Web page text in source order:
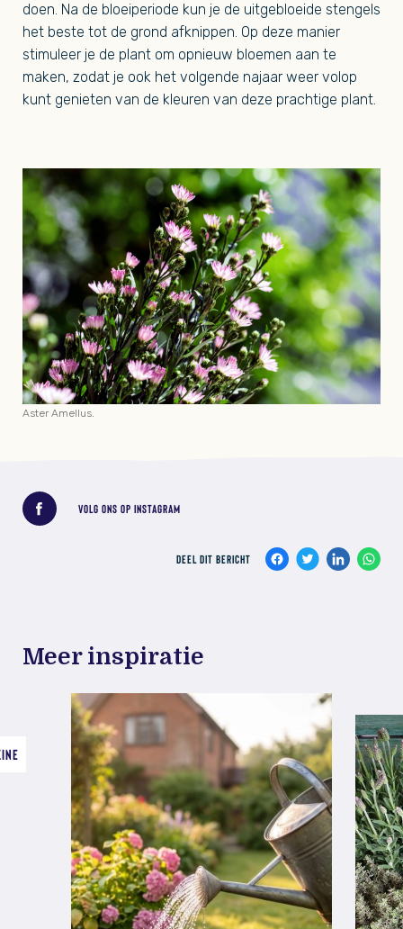
doen. Na de bloeiperiode kun je de uitgebloeide stengels
het beste tot de grond afknippen. Op deze manier
stimuleer je de plant om opnieuw bloemen aan te
maken, zodat je ook het volgende najaar weer volop
kunt genieten van de kleuren van deze prachtige plant.
Aster Amellus.
VOLG ONS OP INSTAGRAM
DEEL DIT BERICHT
Meer inspiratie